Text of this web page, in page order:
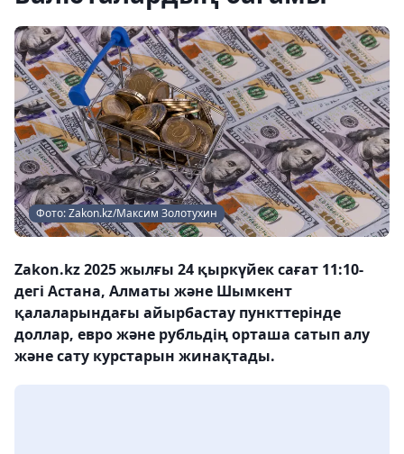
Фото: Zakon.kz/Максим Золотухин
Zakon.kz 2025 жылғы 24 қыркүйек сағат 11:10-
дегі Астана, Алматы және Шымкент
қалаларындағы айырбастау пункттерінде
доллар, евро және рубльдің орташа сатып алу
және сату курстарын жинақтады.